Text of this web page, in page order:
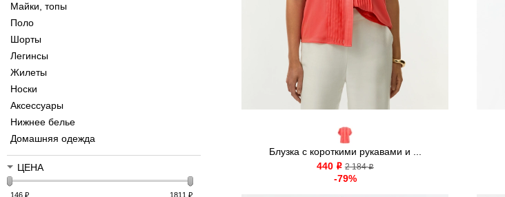
Майки, топы
Поло
Шорты
Легинсы
Жилеты
Носки
Аксессуары
Нижнее белье
Домашняя одежда
ЦЕНА
146 ₽ 1811₽
Блузка с короткими рукавами и ...
440 o 2 184o
-79%